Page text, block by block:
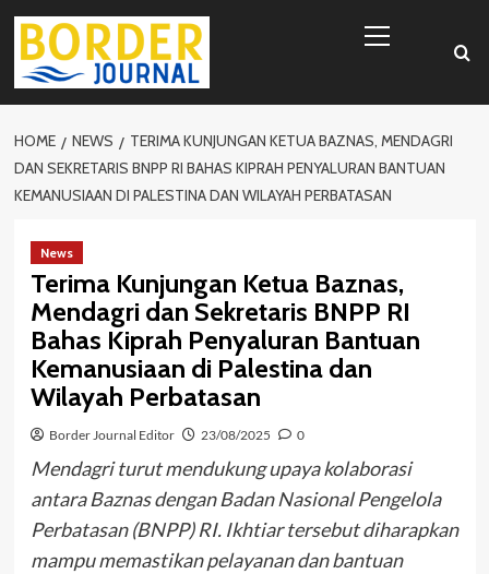
Skip
content
Menu
HOME NEWS
TERIMA KUNJUNGAN KETUA BAZNAS, MENDAGRI
DAN SEKRETARIS BNPP RI BAHAS KIPRAH PENYALURAN BANTUAN
KEMANUSIAAN DI PALESTINA DAN WILAYAH PERBATASAN
News
Terima Kunjungan Ketua Baznas,
Mendagri dan Sekretaris BNPP RI
Bahas Kiprah Penyaluran Bantuan
Kemanusiaan di Palestina dan
Wilayah Perbatasan
Border Journal Editor 23/08/2025 0
Mendagri turut mendukung upaya kolaborasi
antara Baznas dengan Badan Nasional Pengelola
Perbatasan (BNPP) RI. Ikhtiar tersebut diharapkan
mampu memastikan pelayanan dan bantuan